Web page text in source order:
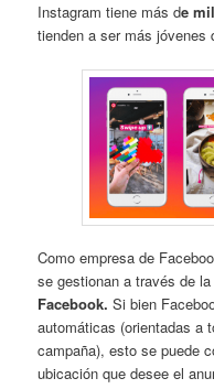
Instagram tiene más de
tienden a ser más jóvenes
Como empresa de
se gestionan a través de
Facebook. Si bien
automáticas (orientadas a
campaña), esto se puede
ubicación que desee el